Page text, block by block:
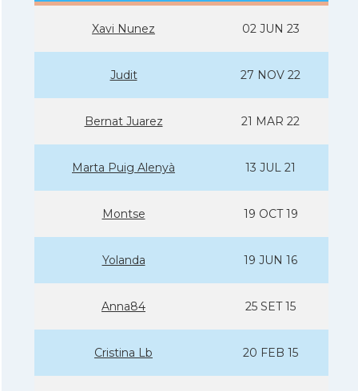
Xavi Nunez 02 JUN 23
Judit 27 NOV 22
Bernat Juarez 21 MAR 22
Marta Puig Alenyà 13 JUL 21
Montse 19 OCT 19
Yolanda 19 JUN 16
Anna84 25 SET 15
Cristina Lb 20 FEB 15